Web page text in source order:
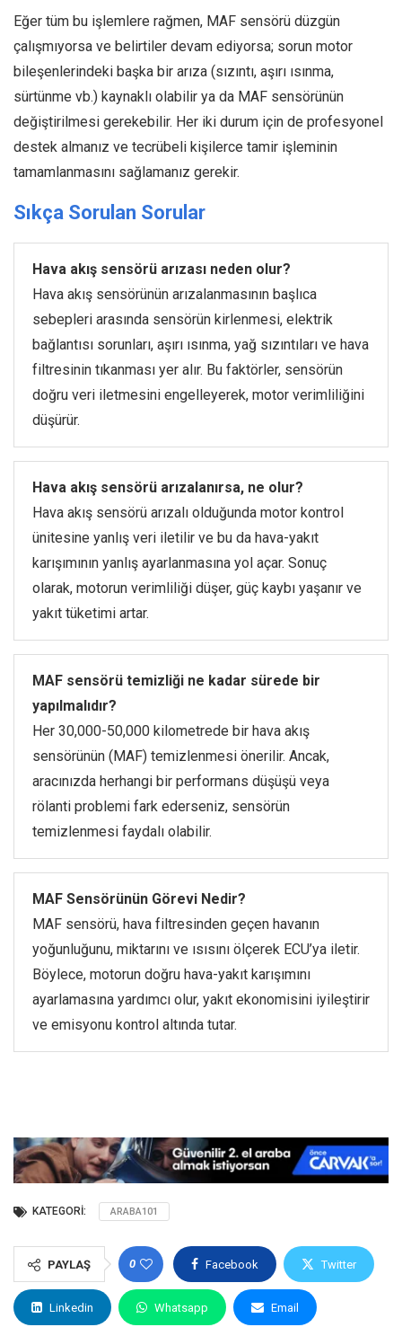
Eğer tüm bu işlemlere rağmen, MAF sensörü düzgün
çalışmıyorsa ve belirtiler devam ediyorsa; sorun motor
bileşenlerindeki başka bir arıza (sızıntı, aşırı ısınma,
sürtünme vb.) kaynaklı olabilir ya da MAF sensörünün
değiştirilmesi gerekebilir. Her iki durum için de profesyonel
destek almanız ve tecrübeli kişilerce tamir işleminin
tamamlanmasını sağlamanız gerekir.
Sıkça Sorulan Sorular
Hava akış sensörü arızası neden olur?
Hava akış sensörünün arızalanmasının başlıca
sebepleri arasında sensörün kirlenmesi, elektrik
bağlantısı sorunları, aşırı ısınma, yağ sızıntıları ve hava
filtresinin tıkanması yer alır. Bu faktörler, sensörün
doğru veri iletmesini engelleyerek, motor verimliliğini
düşürür.
Hava akış sensörü arızalanırsa, ne olur?
Hava akış sensörü arızalı olduğunda motor kontrol
ünitesine yanlış veri iletilir ve bu da hava-yakıt
karışımının yanlış ayarlanmasına yol açar. Sonuç
olarak, motorun verimliliği düşer, güç kaybı yaşanır ve
yakıt tüketimi artar.
MAF sensörü temizliği ne kadar sürede bir
yapılmalıdır?
Her 30,000-50,000 kilometrede bir hava akış
sensörünün (MAF) temizlenmesi önerilir. Ancak,
aracınızda herhangi bir performans düşüşü veya
rölanti problemi fark ederseniz, sensörün
temizlenmesi faydalı olabilir.
MAF Sensörünün Görevi Nedir?
MAF sensörü, hava filtresinden geçen havanın
yoğunluğunu, miktarını ve ısısını ölçerek ECU’ya iletir.
Böylece, motorun doğru hava-yakıt karışımını
ayarlamasına yardımcı olur, yakıt ekonomisini iyileştirir
ve emisyonu kontrol altında tutar.
KATEGORI: ARABA101
PAYLAŞ 0 Facebook Twitter
Linkedin Whatsapp Email